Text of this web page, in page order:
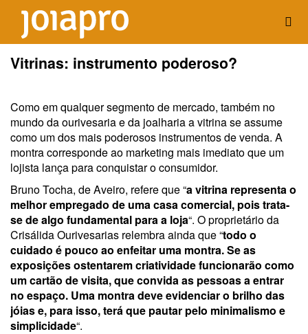
Vitrinas: instrumento poderoso?
Como em qualquer segmento de mercado, também no
mundo da ourivesaria e da joalharia a vitrina se assume
como um dos mais poderosos instrumentos de venda. A
montra corresponde ao marketing mais imediato que um
lojista lança para conquistar o consumidor.
Bruno Tocha, de Aveiro, refere que “a vitrina representa o
melhor empregado de uma casa comercial, pois trata-
se de algo fundamental para a loja“. O proprietário da
Crisálida Ourivesarias relembra ainda que “todo o
cuidado é pouco ao enfeitar uma montra. Se as
exposições ostentarem criatividade funcionarão como
um cartão de visita, que convida as pessoas a entrar
no espaço. Uma montra deve evidenciar o brilho das
jóias e, para isso, terá que pautar pelo minimalismo e
simplicidade“.